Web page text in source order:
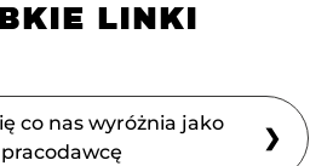
LINKI
co nas wyróżnia jako
pracodawcę
❯